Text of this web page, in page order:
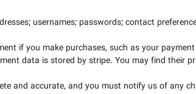
usernames; passwords;contact
if you make purchases, such as your
data is stored bystripe. You may find their
and accurate, and you must notify us of any